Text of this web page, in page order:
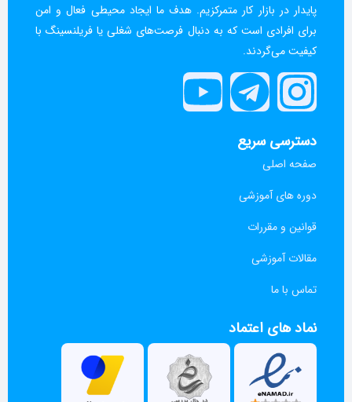
پایدار در بازار کار متمرکزیم. هدف ما ایجاد محیطی فعال و امن
برای افرادی است که به دنبال فرصت‌های شغلی یا فریلنسینگ با
کیفیت می‌گردند.
دسترسی سریع
صفحه اصلی
دوره های آموزشی
قوانین و مقررات
مقالات آموزشی
تماس با ما
نماد های اعتماد